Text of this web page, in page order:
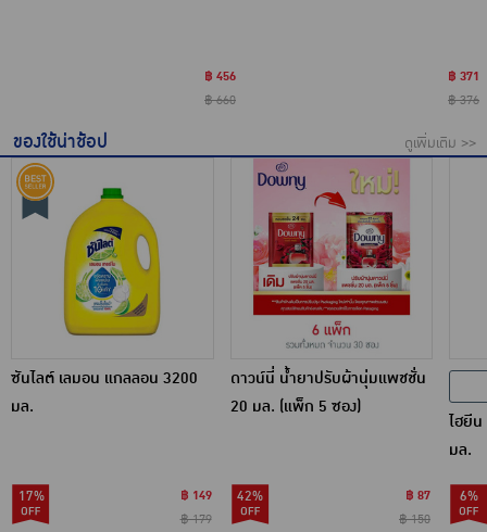
฿ 456
฿ 660
฿ 371
฿ 376
ของใช้น่าช้อป ดูเพิ่มเติม >>
ซันไลต์ เลมอน แกลลอน 3200
มล.
17%
฿ 149
฿ 179
ดาวน์นี่ น้ำยาปรับผ้านุ่มแพชชั่น
20 มล. (แพ็ก 5 ซอง)
42%
฿ 87
฿ 150
ไฮยี
มล.
6%